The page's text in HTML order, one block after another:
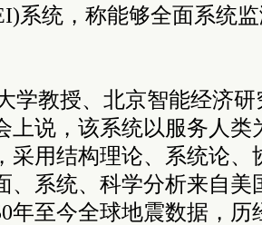
系统，称能够全面系统
学教授、北京智能经济
上说，该系统以服务人类
采用结构理论、系统论、
、系统、科学分析来自美
年至今全球地震数据，